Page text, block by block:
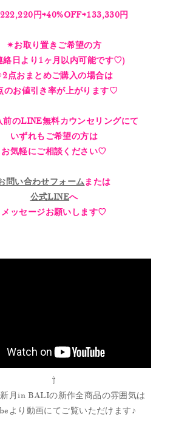
円⇨40%OFF⇨133,330円
✴︎お取り置きご希望の方
絡日より1ヶ月以内可能です♡)
点おまとめご購入の場合は
のお値引き率が上がります♡
のLINE無料カウンセリングにて
いずれもご希望の方は
お気軽にご相談ください♡
問い合わせフォームまたは
公式LINEへ
メッセージお願いします♡
⇧
月in BALIの新作全商品の雰囲気は
より動画にてご覧いただけます♪